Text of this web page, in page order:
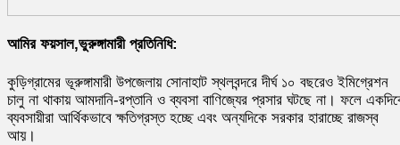
আমির ফয়সাল,ভুরুঙ্গামারী প্রতিনিধি:
কুড়িগ্রামের ভূরুঙ্গামারী উপজেলায় সোনাহাট স্থলবন্দরে দীর্ঘ ১০ বছরেও ইমিগ্রেশন
চালু না থাকায় আমদানি-রপ্তানি ও ব্যবসা বাণিজ্যের প্রসার ঘটছে না। ফলে
ব্যবসায়ীরা আর্থিকভাবে ক্ষতিগ্রস্ত হচ্ছে এবং অন্যদিকে সরকার হারাচ্ছে রাজস্ব
আয়।